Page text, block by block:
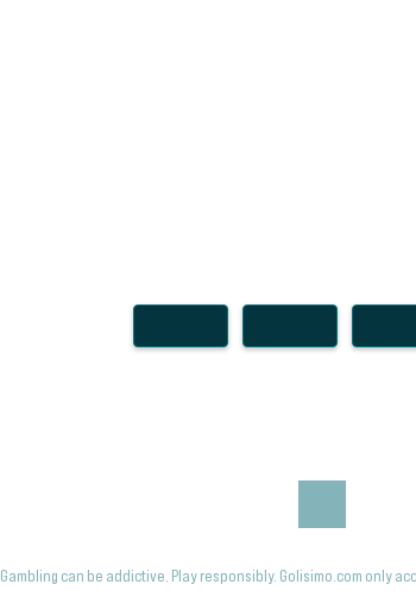
Gambling can be addictive. Play responsibly. Golisimo.com only